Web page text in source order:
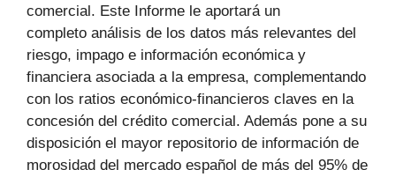
comercial. Este Informe le aportará un
completo análisis de los datos más relevantes del
riesgo, impago e información económica y
financiera asociada a la empresa, complementando
con los ratios económico-financieros claves en la
concesión del crédito comercial. Además pone a su
disposición el mayor repositorio de información de
morosidad del mercado español de más del 95% de